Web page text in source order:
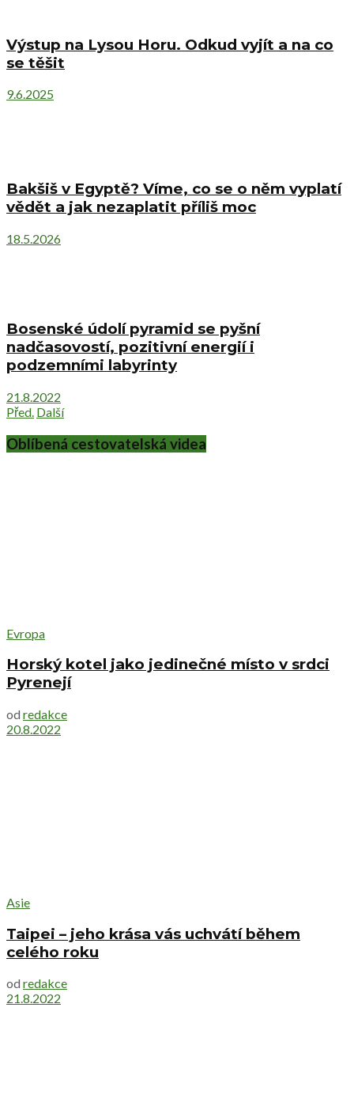
Výstup na Lysou Horu. Odkud vyjít a na co
se těšit
9.6.2025
Bakšiš v Egyptě? Víme, co se o něm vyplatí
vědět a jak nezaplatit příliš moc
18.5.2026
Bosenské údolí pyramid se pyšní
nadčasovostí, pozitivní energií i
podzemními labyrinty
21.8.2022
Před. Další
Oblíbená cestovatelská videa
Evropa
Horský kotel jako jedinečné místo v srdci
Pyrenejí
od redakce
20.8.2022
Asie
Taipei – jeho krása vás uchvátí během
celého roku
od redakce
21.8.2022